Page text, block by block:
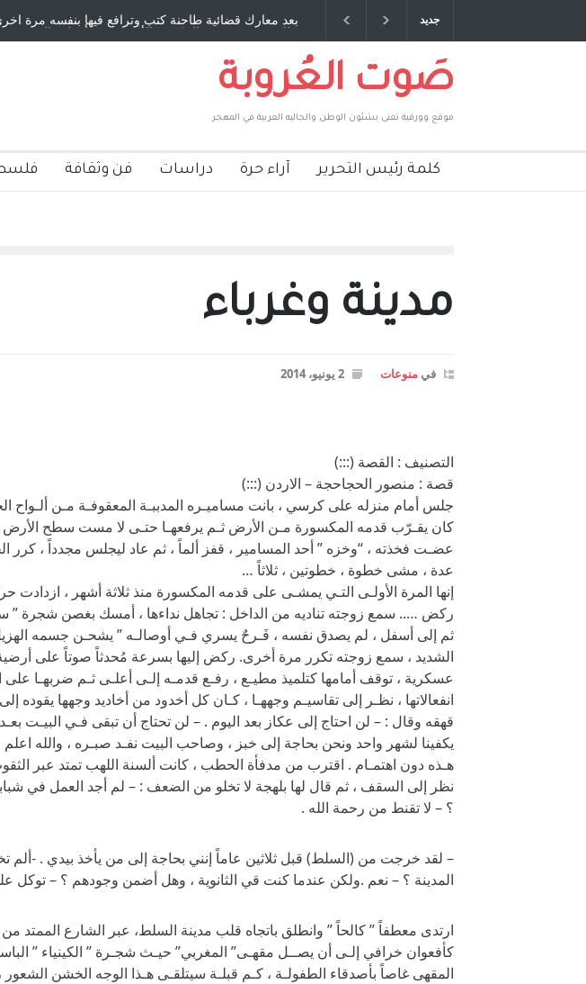
جديد بعد معارك قضائية طاحنة كتب وترافع فيها بنفسه مرة
طارق يوسف يقهر الحكومة الأمريكية ، فأعطوه الجنسية عن
عمري ، صبحي مخلوف : بقلم : سعد الله
صَوت العُروبة
موقع وورقية تعنى بشئون الوطن والجاليه العربية في المهجر
كلمة رئيس التحرير آراء حرة دراسات فن وثقافة
مدينة وغرباء
في منوعات 2 يونيو، 2014
التصنيف : القصة (:::)
قصة : منصور الحجاحجة – الاردن (:::)
جلس أمام منزله على كرسي ، بانت مساميـره المدببـة المعقوفـة مـن ألـواح
كان يقـرّب قدمه المكسورة مـن الأرض ثـم يرفعهـا حتـى لا مست سطح
عضـت فخذته ، “وخزه ” أحد المسامير ، قفز ألماً ، ثم عاد ليجلس مجدداً ، كرر
عدة ، مشى خطوة ، خطوتين ، ثلاثاً …
إنها المرة الأولـى التـي يمشـى على قدمه المكسورة منذ ثلاثة أشهر ، ازدادت
ركض ….. سمع زوجته تناديه من الداخل : تجاهل نداءها ، أمسك بغصن شجرة ”
ثم إلى أسفل ، لم يصدق نفسه ، فَـرحٌ يسري فـي أوصالـه ” يشحـن جسمه الهزيل
الشديد ، سمع زوجته تكرر مرة أخرى. ركض إليها بسرعة مُحدثاً صوتاً على
عسكرية ، توقف أمامها كتلميذ مطيـع ، رفـع قدمـه إلـى أعلـى ثـم ضربهـا
انفعالاتها ، نظـر إلى تقاسيـم وجههـا ، كـان كل أخدود من أخاديد وجهها يقوده
قهقه وقال : – لن احتاج إلى عكاز بعد اليوم . – لن تحتاج أن تبقى فـي البيـت بعـد
يكفينا لشهر واحد ونحن بحاجة إلى خبز ، وصاحب البيت نفـد صبـره ، والله اعلم
هـذه دون اهتمـام . اقترب من مدفأة الحطب ، كانت ألسنة اللهب تمتد عبر
نظر إلى السقف ، ثم قال لها بلهجة لا تخلو من الضعف : – لم أجد العمل في
؟ – لا تقنط من رحمة الله .
– لقد خرجت من (السلط) قبل ثلاثين عاماً إنني بحاجة إلى من يأخذ بيدي . -ألم
المدينة ؟ – نعم .ولكن عندما كنت قي الثانوية ، وهل أضمن وجودهم ؟ – توكل
ارتدى معطفاً ” كالحاً ” وانطلق باتجاه قلب مدينة السلط، عبر الشارع الممتد
كأفعوان خرافي إلـى أن يصــل مقهـى” المغربي” حيـث شجـرة ” الكينياء ”
المقهى غاصاً بأصدقاء الطفولـة ، كـم قبلـة سيتلقـى هـذا الوجه الخشن الشعور